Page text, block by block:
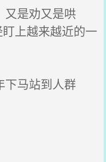
是劝又是哄
上越来越近的一
马站到人群